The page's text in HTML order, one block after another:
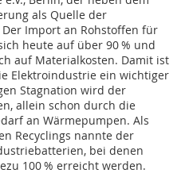
als Quelle der
Import an Rohstoffen für
heute auf über 90 % und
auf Materialkosten. Damit ist
Elektroindustrie ein wichtiger
Stagnation wird der
allein schon durch die
an Wärmepumpen. Als
Recyclings nannte der
bei denen
100 % erreicht werden.